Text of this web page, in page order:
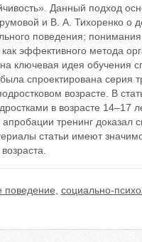
Данный подход
и В. А. Тихоренко о
поведения;
эффективного метода
ключевая идея обучения
спроектирована серия
возрасте. В
в возрасте
тренинг доказал
статьи имеют
поведение социально-